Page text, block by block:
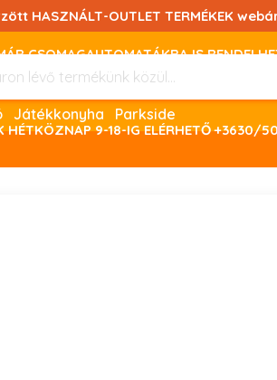
HASZNÁLT-OUTLET TERMÉKEK
CSOMAGAUTOMATÁKBA IS
LEHETSÉGES, SZÜKSÉG
HÉTKÖZNAP 9-18-IG ELÉRHETŐ +3630/
Játékkonyha Parkside